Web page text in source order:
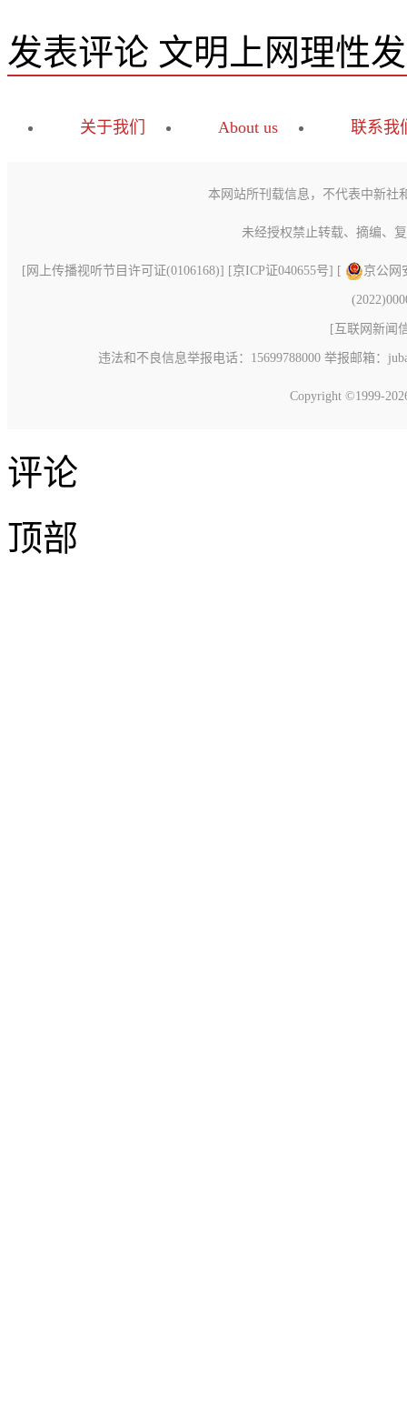
发表评论 文明上网理性
关于我们 About us 联系我
本网站所刊载信息，不代表中新社
未经授权禁止转载、摘编、
[ 网上传播视听节目许可证(0106168)] [京ICP证040655号] [ 京公网
[ 互联网新闻
违法和不良信息举报电话：15699788000 举报邮箱：
Copyright ©1999-
评论
顶部